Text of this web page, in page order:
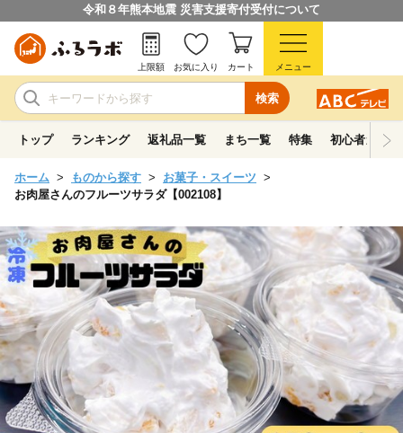
令和８年熊本地震 災害支援寄付受付について
検索
上限額 お気に入り カート メニュー
トップ ランキング 返礼品一覧 まち一覧 特集 初心者ガイド
ホーム ものから探す
お菓子・スイーツ
お肉屋さんのフルーツサラダ【002108】